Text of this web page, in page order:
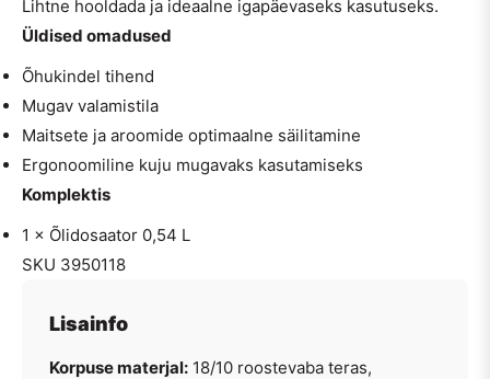
Lihtne hooldada ja ideaalne igapäevaseks kasutuseks.
Üldised omadused
Õhukindel tihend
Mugav valamistila
Maitsete ja aroomide optimaalne säilitamine
Ergonoomiline kuju mugavaks kasutamiseks
Komplektis
1 × Õlidosaator 0,54 L
SKU 3950118
Lisainfo
Korpuse materjal: 18/10 roostevaba teras,